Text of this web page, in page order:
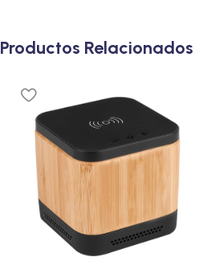
Productos Relacionados